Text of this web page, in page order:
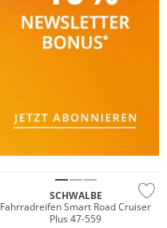
SCHWALBE
Fahrradreifen Smart Road Cruiser
Plus 47-559